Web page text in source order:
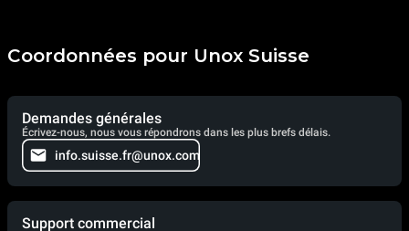
Coordonnées pour Unox Suisse
Demandes générales
Écrivez-nous, nous vous répondrons dans les plus brefs délais.
info.suisse.fr@unox.com
Support commercial